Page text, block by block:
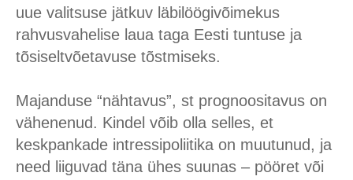
uue valitsuse jätkuv läbilöögivõimekus
rahvusvahelise laua taga Eesti tuntuse ja
tõsiseltvõetavuse tõstmiseks.
Majanduse “nähtavus”, st prognoositavus on
vähenenud. Kindel võib olla selles, et
keskpankade intressipoliitika on muutunud, ja
need liiguvad täna ühes suunas – pööret või